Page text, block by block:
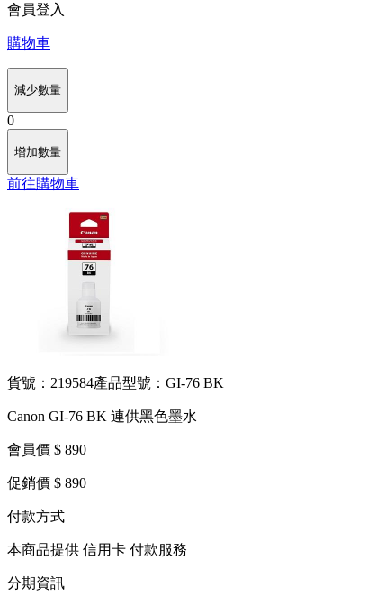
會員登入
購物車
減少數量
0
增加數量
前往購物車
貨號：219584產品型號：GI-76 BK
Canon GI-76 BK 連供黑色墨水
會員價 $ 890
促銷價 $ 890
付款方式
本商品提供 信用卡 付款服務
分期資訊